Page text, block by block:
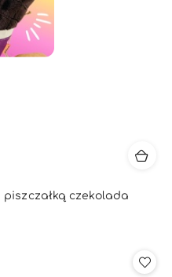
piszczałką czekolada